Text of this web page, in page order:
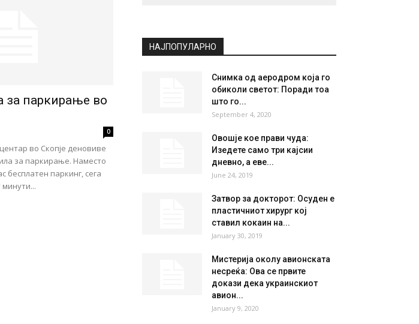
за паркирање во
0
во Скопје деновиве
за паркирање. Наместо
бесплатен паркинг, сега
НАЈПОПУЛАРНО
Снимка од аеродром која го
обиколи светот: Поради тоа
што го...
September 4, 2020
Овошjе кое прави чуда:
Изедете само три кајсии
дневно, а еве...
June 24, 2019
Затвор за докторот: Осуден е
пластичниот хирург кој
ставил кокаин на...
January 30, 2019
Мистерија околу авионската
несреќа: Ова се првите
докази дека украинскиот
авион...
January 9, 2020